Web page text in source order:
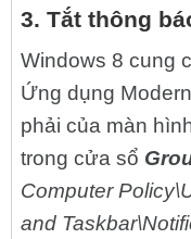
3. Tắt thông
Windows 8 cung
Ứng dụng
phải của màn
trong cửa sổ
Computer
and